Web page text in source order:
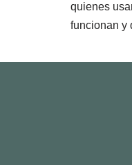
quienes
funcionan y